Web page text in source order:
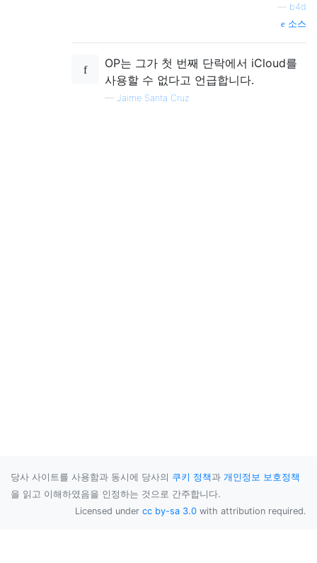
b4d
소스
OP는 그가 첫 번째 단락에서 iCloud를
사용할 수 없다고 언급합니다.
— Jaime Santa Cruz
당사 사이트를 사용함과 동시에 당사의 쿠키 정책과 개인정보 보호정책
을 읽고 이해하였음을 인정하는 것으로 간주합니다.
Licensed under cc by-sa 3.0 with attribution required.